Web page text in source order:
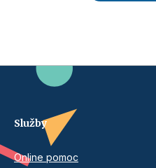
Služby
Online pomoc